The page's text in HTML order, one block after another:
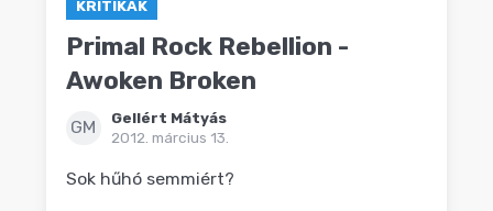
KRITIKÁK
Primal Rock Rebellion -
Awoken Broken
GM
Gellért Mátyás
2012. március 13.
Sok hűhó semmiért?